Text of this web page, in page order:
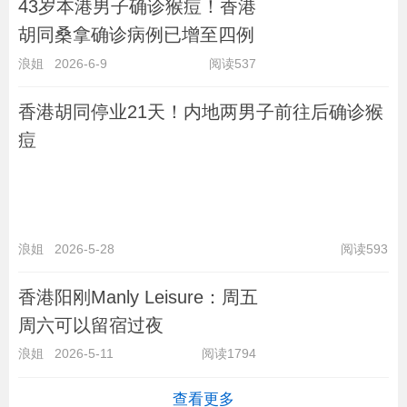
43岁本港男子确诊猴痘！香港
胡同桑拿确诊病例已增至四例
浪姐 2026-6-9 阅读537
香港胡同停业21天！内地两男子前往后确诊猴
痘
浪姐 2026-5-28 阅读593
香港阳刚Manly Leisure：周五
周六可以留宿过夜
浪姐 2026-5-11 阅读1794
查看更多